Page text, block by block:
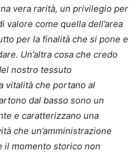
vera rarità, un privilegio per
valore come quella dell’area
per la finalità che si pone e
Un’altra cosa che credo
nostro tessuto
vitalità che portano al
dal basso sono un
e caratterizzano una
che un’amministrazione
il momento storico non